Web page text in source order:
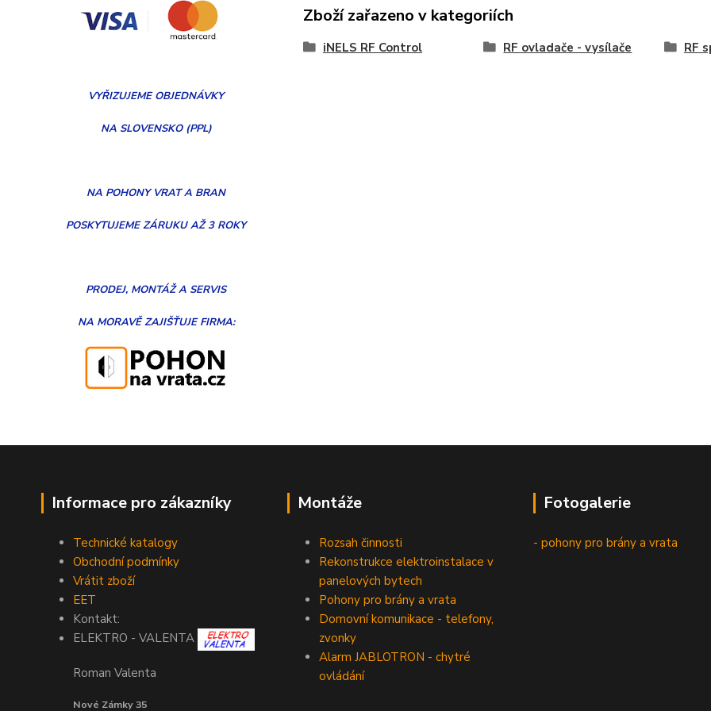
VYŘIZUJEMEOBJEDNÁVKY
NA SLOVENSKO (PPL)
NA POHONY VRAT A BRAN
POSKYTUJEME ZÁRUKU AŽ 3 ROKY
PRODEJ, MONTÁŽA SERVIS
NA MORAVĚZAJIŠŤUJE FIRMA:
Zboží zařazeno v kategoriích
iNELS RF Control RF ovladače - vysílače RF
Informace pro zákazníky
Technické katalogy
Obchodní podmínky
Vrátit zboží
EET
Kontakt:
ELEKTRO - VALENTA
Roman Valenta
Nové Zámky 35
Montáže
Rozsah činnosti
Rekonstrukce elektroinstalace v
panelových bytech
Pohony pro brány a vrata
Domovní komunikace - telefony,
zvonky
Alarm JABLOTRON - chytré
ovládání
Fotogalerie
- pohony pro brány a vrata